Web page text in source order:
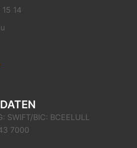
14
SWIFT/BIC: BCEELULL
7000